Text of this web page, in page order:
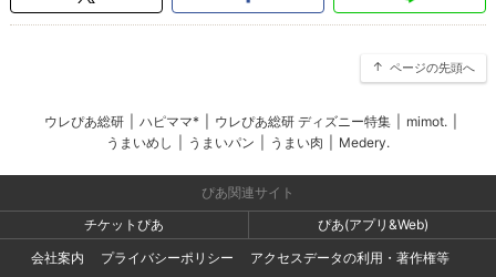
ページの先頭へ
ウレぴあ総研 ハピママ* ウレぴあ総研 ディズニー特集 mimot.
うまいめし
うまいパン うまい肉 Medery.
ぴあ関連サイト
チケットぴあ
ぴあ(アプリ&Web)
会社案内
プライバシーポリシー
アクセスデータの利用・著作権等